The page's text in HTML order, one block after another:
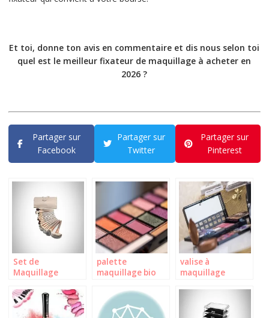
Et toi, donne ton avis en commentaire et dis nous selon toi
quel est le meilleur fixateur de maquillage à acheter en
2026 ?
Partager sur
Facebook
Partager sur
Twitter
Partager sur
Pinterest
Set de
Maquillage
palette
maquillage bio
valise à
maquillage